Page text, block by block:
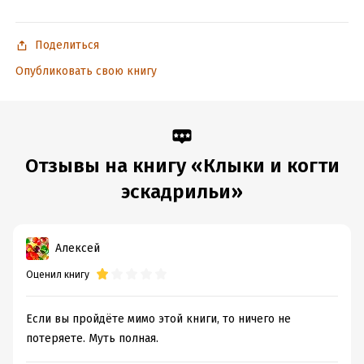
Поделиться
Опубликовать свою книгу
Отзывы на книгу «Клыки и когти
эскадрильи»
Алексей
Оценил книгу
Если вы пройдёте мимо этой книги, то ничего не
потеряете. Муть полная.